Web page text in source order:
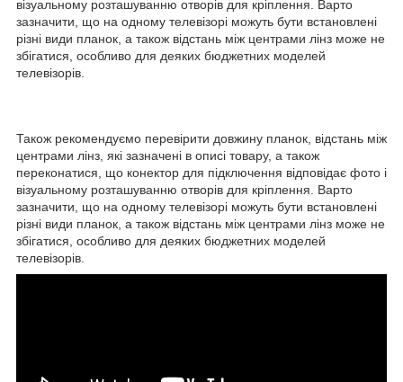
візуальному розташуванню отворів для кріплення. Варто
зазначити, що на одному телевізорі можуть бути встановлені
різні види планок, а також відстань між центрами лінз може не
збігатися, особливо для деяких бюджетних моделей
телевізорів.
Також рекомендуємо перевірити довжину планок, відстань між
центрами лінз, які зазначені в описі товару, а також
переконатися, що конектор для підключення відповідає фото і
візуальному розташуванню отворів для кріплення. Варто
зазначити, що на одному телевізорі можуть бути встановлені
різні види планок, а також відстань між центрами лінз може не
збігатися, особливо для деяких бюджетних моделей
телевізорів.